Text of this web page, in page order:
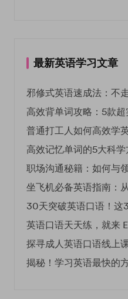
最新英语学习文章
邪修式英语速成法：不
高效背单词攻略：5款
高效记忆单词的5大科
坐飞机必备英语指南：
30天突破英语口语！这
英语口语天天练，就来
揭秘！学习英语最快的